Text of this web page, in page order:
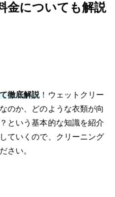
金についても解説
徹底解説！ウェットクリー
のか、どのような衣類が向
という基本的な知識を紹介
ていくので、クリーニング
さい。